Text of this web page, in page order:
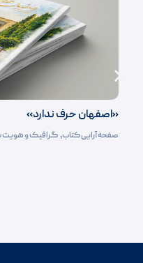
«اصفهان حرف ندارد»
صفحه آرایی کتاب‌, گرافیک و هویت